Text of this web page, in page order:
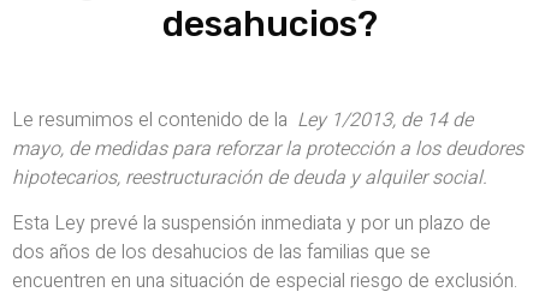
desahucios?
Le resumimos el contenido de la Ley 1/2013, de 14 de
mayo, de medidas para reforzar la protección a los deudores
hipotecarios, reestructuración de deuda y alquiler social.
Esta Ley prevé la suspensión inmediata y por un plazo de
dos años de los desahucios de las familias que se
encuentren en una situación de especial riesgo de exclusión.